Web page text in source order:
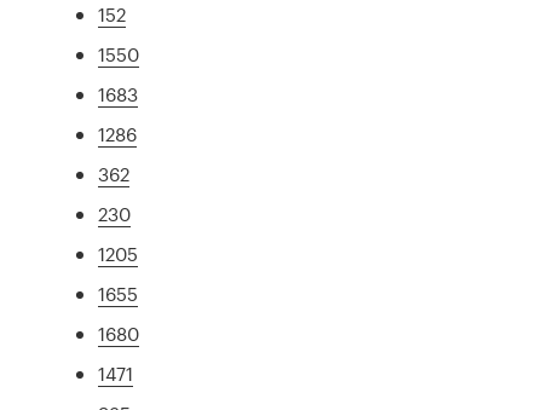
152
1550
1683
1286
362
230
1205
1655
1680
1471